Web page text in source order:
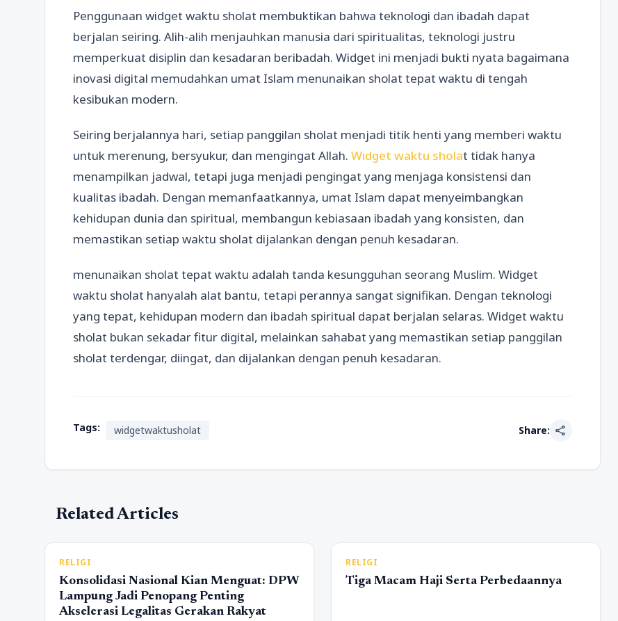
Penggunaan widget waktu sholat membuktikan bahwa teknologi dan ibadah dapat
berjalan seiring. Alih-alih menjauhkan manusia dari spiritualitas, teknologi justru
memperkuat disiplin dan kesadaran beribadah. Widget ini menjadi bukti nyata bagaimana
inovasi digital memudahkan umat Islam menunaikan sholat tepat waktu di tengah
kesibukan modern.
Seiring berjalannya hari, setiap panggilan sholat menjadi titik henti yang memberi waktu
untuk merenung, bersyukur, dan mengingat Allah. Widget waktu sholat tidak hanya
menampilkan jadwal, tetapi juga menjadi pengingat yang menjaga konsistensi dan
kualitas ibadah. Dengan memanfaatkannya, umat Islam dapat menyeimbangkan
kehidupan dunia dan spiritual, membangun kebiasaan ibadah yang konsisten, dan
memastikan setiap waktu sholat dijalankan dengan penuh kesadaran.
menunaikan sholat tepat waktu adalah tanda kesungguhan seorang Muslim. Widget
waktu sholat hanyalah alat bantu, tetapi perannya sangat signifikan. Dengan teknologi
yang tepat, kehidupan modern dan ibadah spiritual dapat berjalan selaras. Widget waktu
sholat bukan sekadar fitur digital, melainkan sahabat yang memastikan setiap panggilan
sholat terdengar, diingat, dan dijalankan dengan penuh kesadaran.
Tags: widgetwaktusholat Share: share
Related Articles
RELIGI
Konsolidasi Nasional Kian Menguat: DPW
Lampung Jadi Penopang Penting
Akselerasi Legalitas Gerakan Rakyat
RELIGI
Tiga Macam Haji Serta Perbedaannya